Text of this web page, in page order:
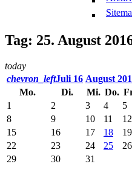
Tag: 25. August
today
chevron_leftJuli 16 August
Mo.
Di. Mi. Do.
1
2 3 4 5
8
9 10 11 12
15
16 17 18 19
22
23 24 25 26
29
30 31